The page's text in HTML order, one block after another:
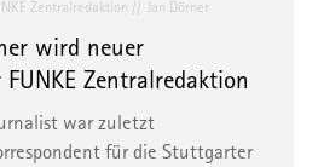
Zentralredaktion Jan Dörner
wird neuer
Zentralredaktion
war zuletzt
für die Stuttgarter